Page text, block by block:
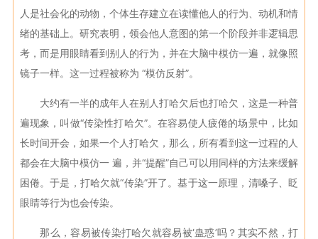
人是社会化的动物，个体生存建立在读懂他人的行为、动机和情
绪的基础上。研究表明，领会他人意图的第一个阶段并非逻辑思
考，而是用眼睛看到别人的行为，并在大脑中模仿一遍，就像照
镜子一样。这一过程被称为 “模仿反射”。
大约有一半的成年人在别人打哈欠后也打哈欠，这是一种普
遍现象，叫做“传染性打哈欠”。在容易使人疲倦的场景中，比如
长时间开会，如果一个人打哈欠，那么，所有看到这一过程的人
都会在大脑中模仿一 遍，并“提醒”自己可以用同样的方法来缓解
困倦。于是，打哈欠就“传染”开了。基于这一原理，清嗓子、眨
眼睛等行为也会传染。
那么，容易被传染打哈欠就容易被‘蛊惑’吗？其实不然，打